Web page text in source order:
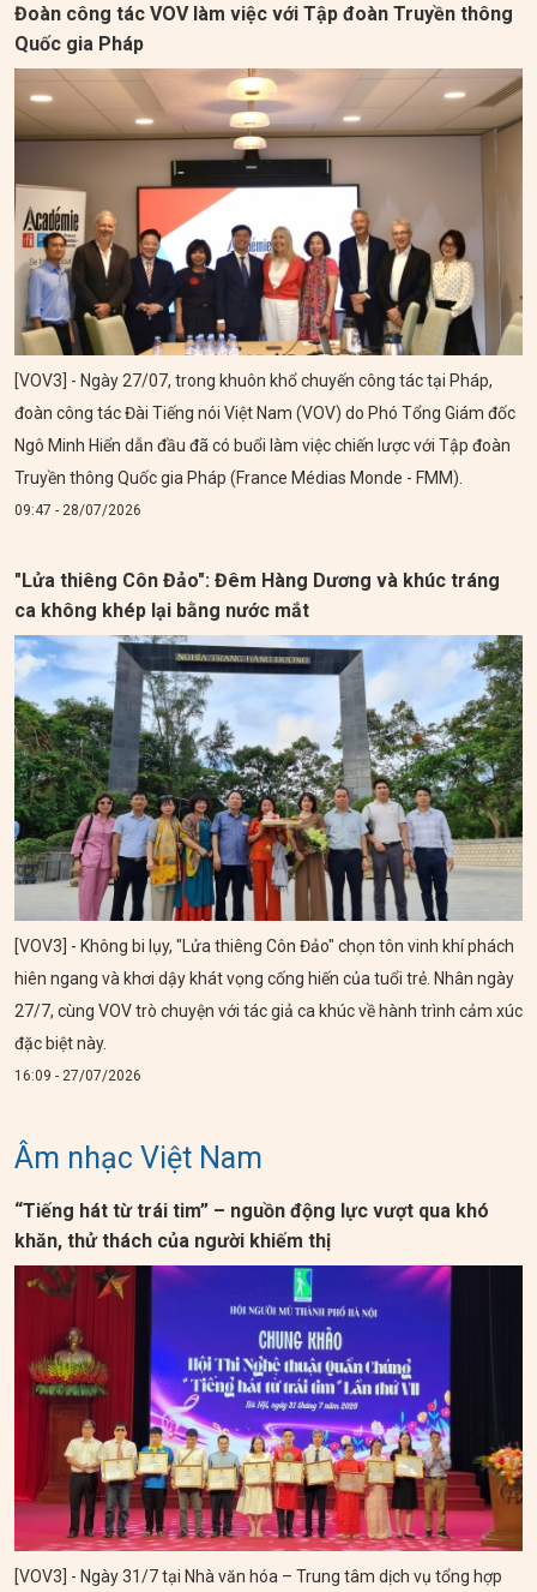
Đoàn công tác VOV làm việc với Tập đoàn Truyền thông
Quốc gia Pháp
[VOV3] - Ngày 27/07, trong khuôn khổ chuyến công tác tại Pháp,
đoàn công tác Đài Tiếng nói Việt Nam (VOV) do Phó Tổng Giám đốc
Ngô Minh Hiển dẫn đầu đã có buổi làm việc chiến lược với Tập đoàn
Truyền thông Quốc gia Pháp (France Médias Monde - FMM).
09:47 - 28/07/2026
"Lửa thiêng Côn Đảo": Đêm Hàng Dương và khúc tráng
ca không khép lại bằng nước mắt
[VOV3] - Không bi lụy, "Lửa thiêng Côn Đảo" chọn tôn vinh khí phách
hiên ngang và khơi dậy khát vọng cống hiến của tuổi trẻ. Nhân ngày
27/7, cùng VOV trò chuyện với tác giả ca khúc về hành trình cảm xúc
đặc biệt này.
16:09 - 27/07/2026
Âm nhạc Việt Nam
“Tiếng hát từ trái tim” – nguồn động lực vượt qua khó
khăn, thử thách của người khiếm thị
[VOV3] - Ngày 31/7 tại Nhà văn hóa – Trung tâm dịch vụ tổng hợp